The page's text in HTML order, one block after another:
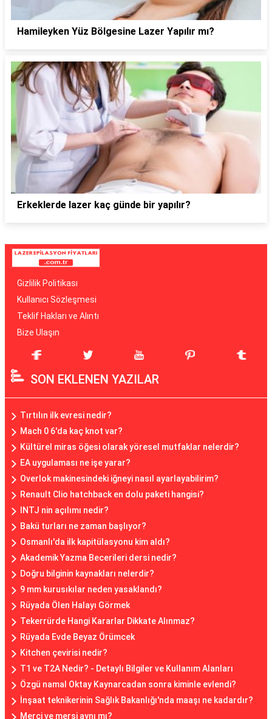
Hamileyken Yüz Bölgesine Lazer Yapılır mı?
Erkeklerde lazer kaç günde bir yapılır?
Gizlilik Politikası
Kullanıcı Sözleşmesi
Teklif Hakları ve Alıntı
Bize Ulaşın
SON EKLENEN YAZILAR
Tırtılın ilk evresi nedir?
Mach 0 6'da kaç knot var?
Kültürel miras öğesi olarak yöresel mutfaklar nelerdir?
EA uygulaması ne işe yarar?
Overlok makinesindeki iğneyi nasıl ayarlayabilirim?
Renault Clio hatchback en dolu paketi hangisi?
INTJ nin açılımı nedir?
Bakü turları ne zaman başlıyor?
Osmanlı'da ilk kapitülasyonu kim aldı?
Akademik Yazma Becerileri dersi nedir?
Doğru bilginin kaynakları nelerdir?
9 mm kurusıkılar neden yasaklandı?
Rüyada Ölen Halayı Görmek
Tekerrürde Hangi Kararlar Dikkate Alınmaz?
Rüyada Evde Beyaz Örümcek
Kitchen çevirisi nedir?
T1 ve T2A Nedir? - Detaylı Bilgiler ve Kullanım Alanları
Özgü namal Oktay Kaynarcadan sonra kiminle evlendi?
İnşaat teknikerinin Sağlık Bakanlığı'nda maaşı ne kadardır?
Merci ve mersi aynı mı?